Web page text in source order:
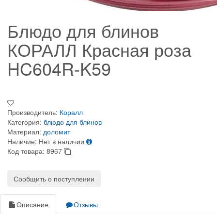
Блюдо для блинов
КОРАЛЛ Красная роза
HC604R-K59
Производитель: Коралл
Категория: блюдо для блинов
Материал: доломит
Наличие: Нет в наличии
Код товара: 8967
Сообщить о поступлении
Описание
Отзывы